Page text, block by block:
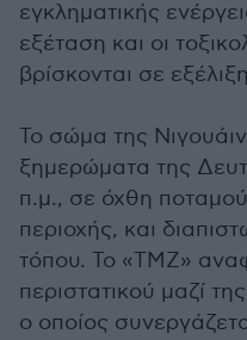
εγκληματικής
εξέταση και οι
βρίσκονται σε
Το σώμα της
ξημερώματα της
π.μ., σε όχθη
περιοχής, και
τόπου. Το «TMZ»
περιστατικού μαζί
ο οποίος